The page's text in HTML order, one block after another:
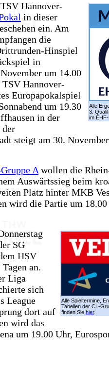
Alle
3.
im
Hannover-
in dieser
ein. Am
die
Hinspiel
in
um 14.00
Hannover-
Europapokalspiel
um 19.30
in der
der
steigt am 30.
A wollen die
Auswärtssieg beim
Platz hinter MKB
wird die Partie um
Alle Spieltermine,
Tabellen der CL-
finden Sie hier.
SG
HSV
an.
Liga
sich
League
dort auf
wird das
um 19.00 Uhr,